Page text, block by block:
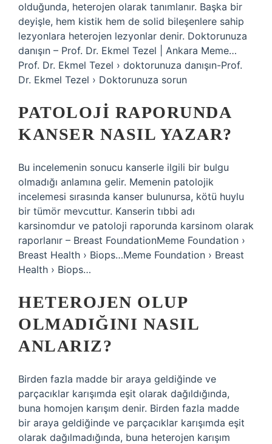
olduğunda, heterojen olarak tanımlanır. Başka bir
deyişle, hem kistik hem de solid bileşenlere sahip
lezyonlara heterojen lezyonlar denir. Doktorunuza
danışın – Prof. Dr. Ekmel Tezel | Ankara Meme…
Prof. Dr. Ekmel Tezel › doktorunuza danışın-Prof.
Dr. Ekmel Tezel › Doktorunuza sorun
PATOLOJI RAPORUNDA
KANSER NASIL YAZAR?
Bu incelemenin sonucu kanserle ilgili bir bulgu
olmadığı anlamına gelir. Memenin patolojik
incelemesi sırasında kanser bulunursa, kötü huylu
bir tümör mevcuttur. Kanserin tıbbi adı
karsinomdur ve patoloji raporunda karsinom olarak
raporlanır – Breast FoundationMeme Foundation ›
Breast Health › Biops…Meme Foundation › Breast
Health › Biops…
HETEROJEN OLUP
OLMADIĞINI NASIL
ANLARIZ?
Birden fazla madde bir araya geldiğinde ve
parçacıklar karışımda eşit olarak dağıldığında,
buna homojen karışım denir. Birden fazla madde
bir araya geldiğinde ve parçacıklar karışımda eşit
olarak dağılmadığında, buna heterojen karışım